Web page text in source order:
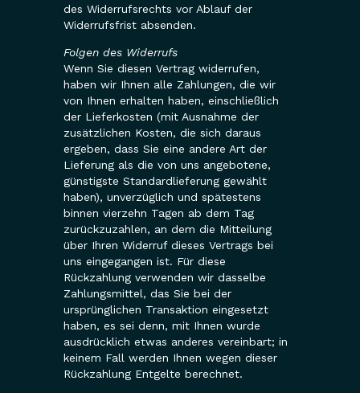
des Widerrufsrechts vor Ablauf der
Widerrufsfrist absenden.
Folgen des Widerrufs
Wenn Sie diesen Vertrag widerrufen,
haben wir Ihnen alle Zahlungen, die wir
von Ihnen erhalten haben, einschließlich
der Lieferkosten (mit Ausnahme der
zusätzlichen Kosten, die sich daraus
ergeben, dass Sie eine andere Art der
Lieferung als die von uns angebotene,
günstigste Standardlieferung gewählt
haben), unverzüglich und spätestens
binnen vierzehn Tagen ab dem Tag
zurückzuzahlen, an dem die Mitteilung
über Ihren Widerruf dieses Vertrags bei
uns eingegangen ist. Für diese
Rückzahlung verwenden wir dasselbe
Zahlungsmittel, das Sie bei der
ursprünglichen Transaktion eingesetzt
haben, es sei denn, mit Ihnen wurde
ausdrücklich etwas anderes vereinbart; in
keinem Fall werden Ihnen wegen dieser
Rückzahlung Entgelte berechnet.